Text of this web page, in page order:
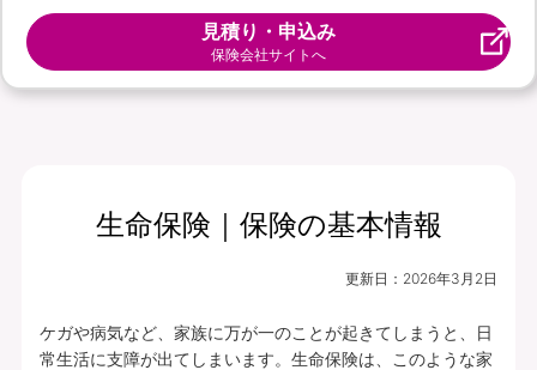
見積り・申込み
保険会社サイトへ
生命保険｜保険の基本情報
更新日： 2026年3月2日
ケガや病気など、家族に万が一のことが起きてしまうと、日
常生活に支障が出てしまいます。生命保険は、このような家